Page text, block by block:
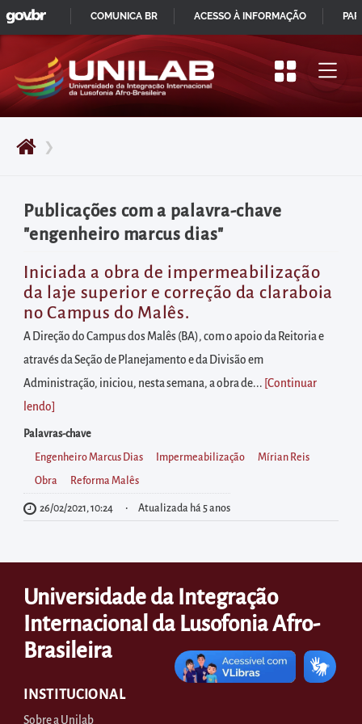
Pular
para
início
do
principal
Acessar
diretamente
o
menu
principal
Acessar
diretamente
à
área
para
realizar
buscas
internas
Acessar
informações
postas
no
❯
Publicações com a palavra-chave
"engenheiro marcus dias"
Iniciada a obra de impermeabilização
da laje superior e correção da claraboia
no Campus do Malês.
A Direção do Campus dos Malês (BA), com o apoio da Reitoria e
através da Seção de Planejamento e da Divisão em
Administração, iniciou, nesta semana, a obra de... [Continuar
lendo
Palavras-chave
Engenheiro Marcus Dias Impermeabilização Mírian Reis
Obra Reforma Malês
26/02/2021, 10:24 Atualizada há 5 anos
Universidade da Integração
Internacional da Lusofonia Afro-
Brasileira
INSTITUCIONAL
Sobre a Unilab
IR
PARA
CONTEÚDO
GOVBR
COMUNICA BR ACESSO À INFORMAÇÃO